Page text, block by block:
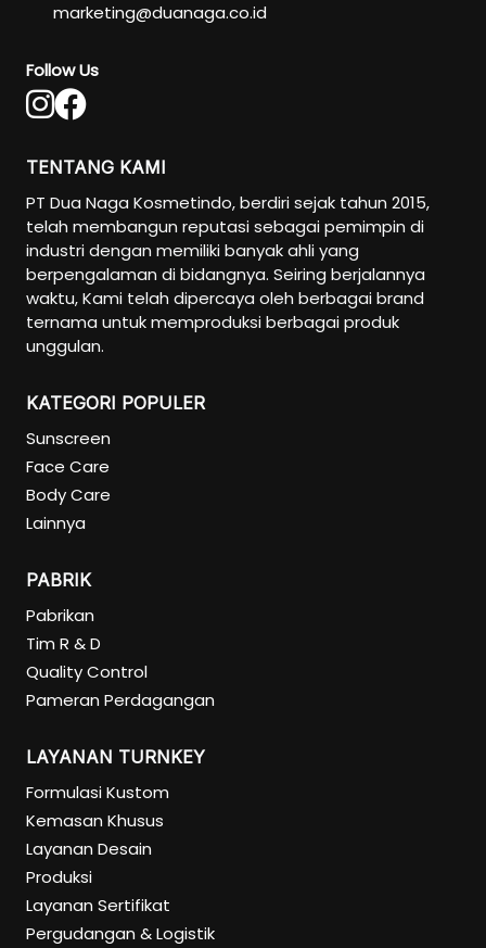
marketing@duanaga.co.id
Follow Us
TENTANG KAMI
PT Dua Naga Kosmetindo, berdiri sejak tahun 2015,
telah membangun reputasi sebagai pemimpin di
industri dengan memiliki banyak ahli yang
berpengalaman di bidangnya. Seiring berjalannya
waktu, Kami telah dipercaya oleh berbagai brand
ternama untuk memproduksi berbagai produk
unggulan.
KATEGORI POPULER
Sunscreen
Face Care
Body Care
Lainnya
PABRIK
Pabrikan
Tim R & D
Quality Control
Pameran Perdagangan
LAYANAN TURNKEY
Formulasi Kustom
Kemasan Khusus
Layanan Desain
Produksi
Layanan Sertifikat
Pergudangan & Logistik